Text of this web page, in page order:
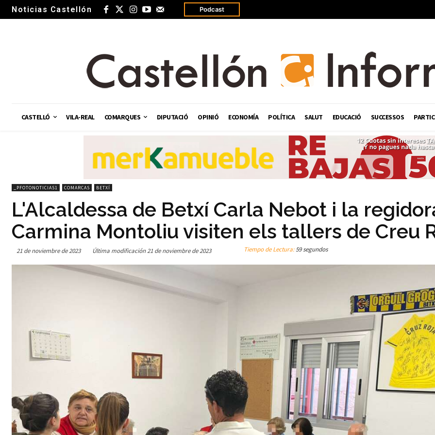
Noticias Castellón Podcast
CASTELLÓ VILA-REAL COMARQUES DIPUTACIÓ OPINIÓ ECONOMÍA POLÍTICA SALUT EDUCACIÓ SUCCESSOS
_PFOTONOTICIAS1 COMARCAS BETXÍ
L'Alcaldessa de Betxí Carla Nebot i la
Carmina Montoliu visiten els tallers de Creu
21 de noviembre de 2023 Última modificación21 de noviembre de 2023 Tiempo de Lectura:59 segundos